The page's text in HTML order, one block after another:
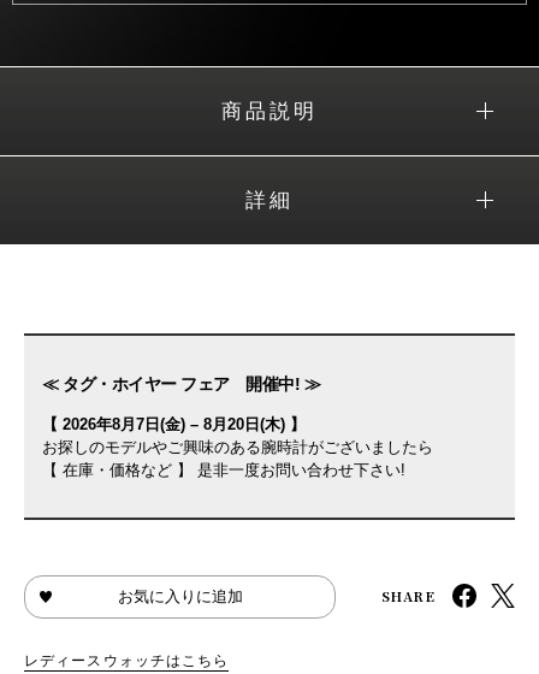
商品説明
詳細
≪ タグ・ホイヤー フェア 開催中! ≫
【 2026年8月7日(金) – 8月20日(木) 】
お探しのモデルやご興味のある腕時計がございましたら
【 在庫・価格など 】 是非一度お問い合わせ下さい!
お気に入りに追加 SHARE
レディースウォッチはこちら